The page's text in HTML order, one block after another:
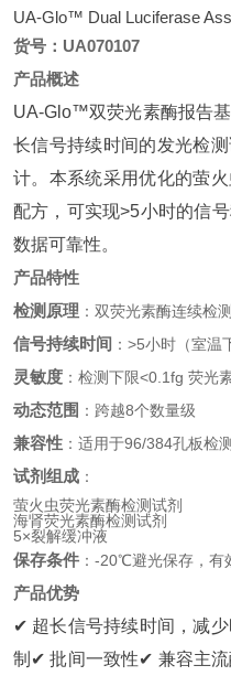
UA-Glo™ Dual Luciferase
货号：UA070107
产品概述
UA-Glo™双荧光素酶报告
长信号持续时间的发光检
计。本系统采用优化的萤
配方，可实现>5小时的信
数据可靠性。
产品特性
检测原理 ：双荧光素酶连续检
信号持续时间 ：>5小时（室温
灵敏度 ：检测下限<0.1fg 荧光
动态范围 ：跨越8个数量级
兼容性 ：适用于96/384孔板检测
试剂组成 ：
萤火虫荧光素酶检测试剂
海肾荧光素酶检测试剂
5×裂解缓冲液
保存条件 ：-20℃避光保存，有
产品优势
✔ 超长信号持续时间，减
制 ✔ 批间一致性✔ 兼容主